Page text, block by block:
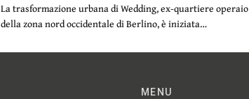
La trasformazione urbana di Wedding, ex-quartiere operaio
della zona nord occidentale di Berlino, è iniziata…
MENU